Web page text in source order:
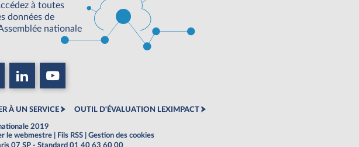
à toutes
données de
nationale
À UN SERVICE OUTIL D'ÉVALUATION LEXIMPACT
2019
le webmestre Fils RSS
Gestion des cookies
07 SP - Standard 01 40 63 60 00